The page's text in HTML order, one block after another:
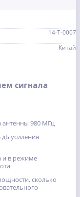
14-Т-0007
Китай
сигнала
антенны 980 МГц
усиления
и в режиме
сколько